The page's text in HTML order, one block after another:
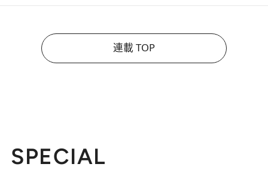
連載 TOP
SPECIAL